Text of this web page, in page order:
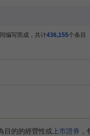
编写而成，共计436,155个条目
目的的經營性或 上市證券